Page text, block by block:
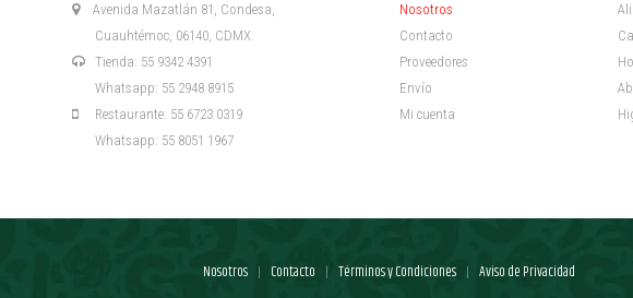
Avenida Mazatlán 81, Condesa,
Cuauhtémoc, 06140, CDMX.
Tienda: 55 9342 4391
Whatsapp: 55 2948 8915
Restaurante: 55 6723 0319
Whatsapp: 55 8051 1967
Nosotros
Contacto
Proveedores
Envío
Mi cuenta ​
Nosotros | Contacto | Términos y Condiciones | Aviso de Privacidad